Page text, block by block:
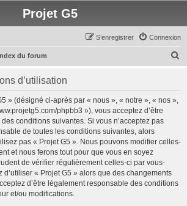
Projet G5
Connexion
S’enregistrer
du forum
c
d’utilisation
» (désigné ci-après par « nous », « notre », « nos »,
phpbb3 »), vous acceptez d’être
conditions suivantes. Si vous n’acceptez pas
de toutes les conditions suivantes, alors
pas « Projet G5 ». Nous pouvons modifier celles-
et nous ferons tout pour que vous en soyez
de vérifier régulièrement celles-ci par vous-
d’utiliser « Projet G5 » alors que des changements
d’être légalement responsable des conditions
et/ou modifications.